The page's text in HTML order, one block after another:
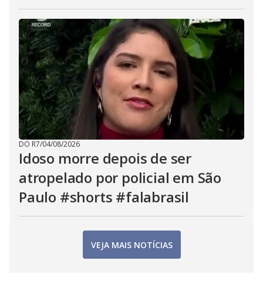
DO R7/04/08/2026
Idoso morre depois de ser
atropelado por policial em São
Paulo #shorts #falabrasil
VEJA MAIS NOTÍCIAS